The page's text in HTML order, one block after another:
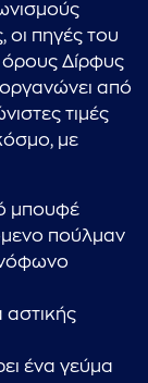
οι πηγές του
όρους Δίρφυς
από
τιμές
με
μπουφέ
πούλμαν
αστικής
ένα γεύμα